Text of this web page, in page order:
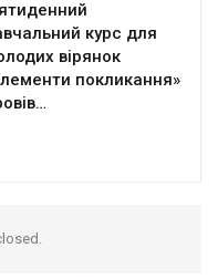
курс для
вірянок
покликання»